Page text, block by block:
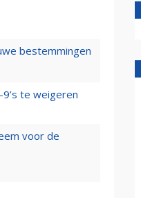
bestemmingen
te weigeren
voor de